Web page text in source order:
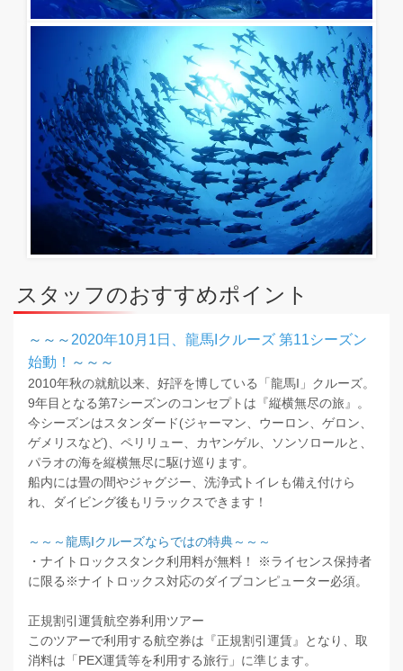
スタッフのおすすめポイント
～～～ 2020年10月1日、龍馬Iクルーズ 第11シーズン
始動！ ～～～
2010年秋の就航以来、好評を博している「龍馬I」クルーズ。
9年目となる第7シーズンのコンセプトは『縦横無尽の旅』。
今シーズンはスタンダード(ジャーマン、ウーロン、ゲロン、
ゲメリスなど)、ペリリュー、カヤンゲル、ソンソロールと、
パラオの海を縦横無尽に駆け巡ります。
船内には畳の間やジャグジー、洗浄式トイレも備え付けら
れ、ダイビング後もリラックスできます！
～～～龍馬Iクルーズならではの特典～～～
・ナイトロックスタンク利用料が無料！ ※ライセンス保持者
に限る※ナイトロックス対応のダイブコンピューター必須。
正規割引運賃航空券利用ツアー
このツアーで利用する航空券は『正規割引運賃』となり、取
消料は「PEX運賃等を利用する旅行」に準じます。